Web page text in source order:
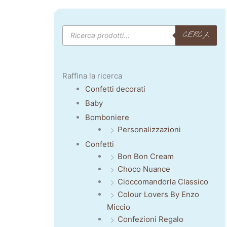
Products
search CERCA
Raffina la ricerca
Confetti decorati
Baby
Bomboniere
Personalizzazioni
Confetti
Bon Bon Cream
Choco Nuance
Cioccomandorla Classico
Colour Lovers By Enzo
Miccio
Confezioni Regalo